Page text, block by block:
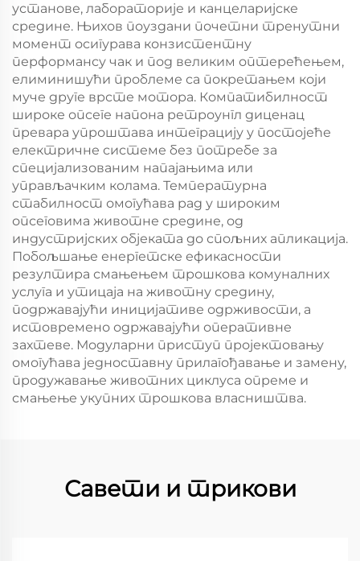
установе, лабораторије и канцеларијске
средине. Њихов поуздани почетни тренутни
момент осигурава конзистентну
перформансу чак и под великим оптерећењем,
елиминишући проблеме са покретањем који
муче друге врсте мотора. Компатибилност
широке опсеге напона ретроунгл диценац
превара упроштава интеграцију у постојеће
електричне системе без потребе за
специјализованим напајањима или
управљачким колама. Температурна
стабилност омогућава рад у широким
опсеговима животне средине, од
индустријских објеката до спољних апликација.
Побољшање енергетске ефикасности
резултира смањењем трошкова комуналних
услуга и утицаја на животну средину,
подржавајући иницијативе одрживости, а
истовремено одржавајући оперативне
захтеве. Модуларни приступ пројектовању
омогућава једноставну прилагођавање и замену,
продужавање животних циклуса опреме и
смањење укупних трошкова власништва.
Савети и трикови